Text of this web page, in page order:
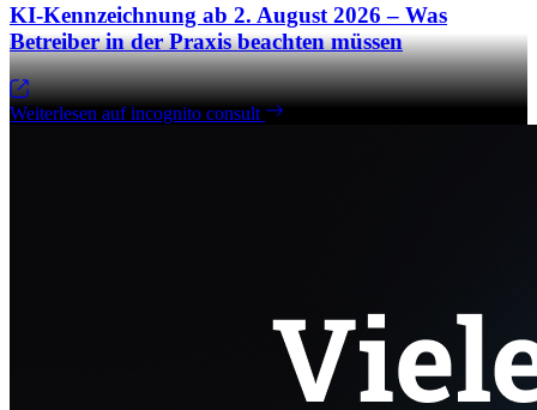
KI-Kennzeichnung ab 2. August 2026 – Was
Betreiber in der Praxis beachten müssen
Weiterlesen auf incognito consult